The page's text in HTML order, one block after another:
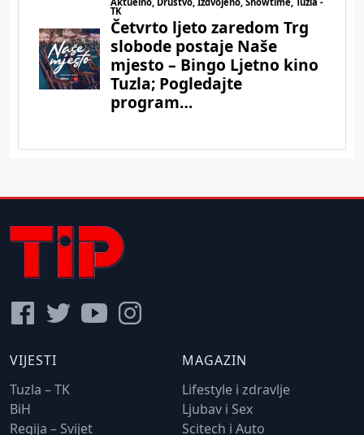
VIJESTI
Tuzla – TK
BiH
Regija – Svijet
MAGAZIN
Lifestyle i zdravlje
Ljubav i Sex
Scitech i Auto